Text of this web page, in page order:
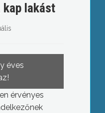
lakást
éves
érvényes